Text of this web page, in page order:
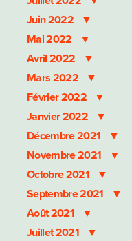
Juin 2022
Mai 2022
Avril 2022
Mars 2022
Février 2022
Janvier 2022
Décembre 2021
Novembre 2021
Octobre 2021
Septembre 2021
Août 2021
Juillet 2021